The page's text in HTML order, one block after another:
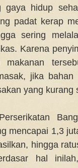
gaya hidup
padat kerap
sering
Karena
makanan
jika
yang kurang
mencapai 1,3
hingga
hal